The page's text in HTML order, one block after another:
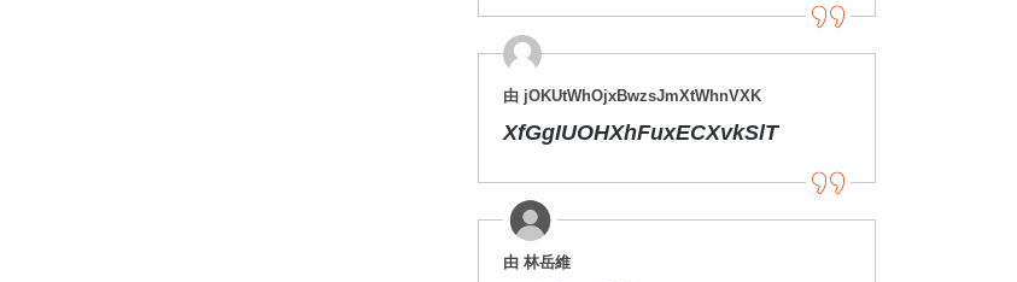
由 jOKUtWhOjxBwzsJmXtWhnVXK
XfGgIUOHXhFuxECXvkSlT
由 林岳維